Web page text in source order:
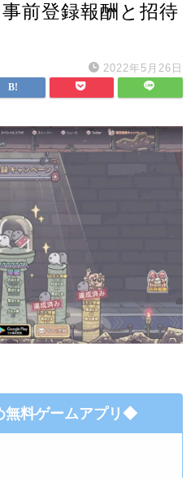
前登録報酬と招待
2022年5月26日
料ゲームアプリ◆